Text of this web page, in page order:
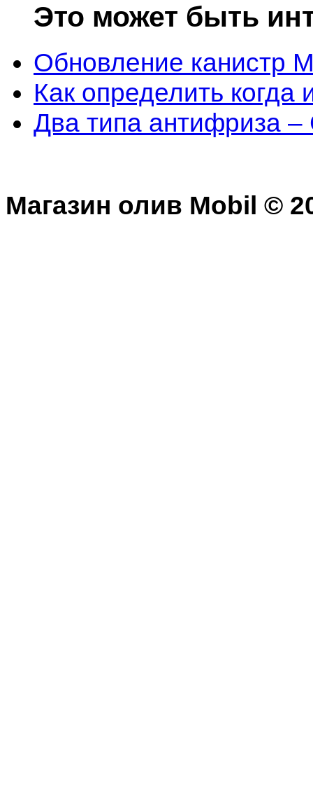
Это может быть
Обновление канистр
Как определить когда
Два типа антифриза –
Магазин олив Mobil ©